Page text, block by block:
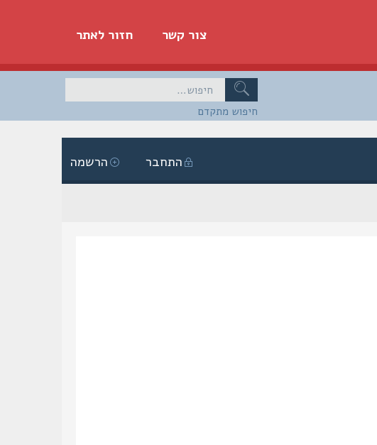
חזור לאתר צור קשר
חיפוש מתקדם
הרשמה התחבר